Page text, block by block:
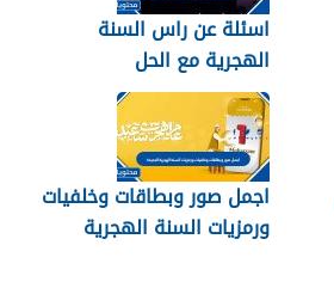
اسئلة عن راس السنة
الهجرية مع الحل
اجمل صور وبطاقات وخلفيات
ورمزيات السنة الهجرية